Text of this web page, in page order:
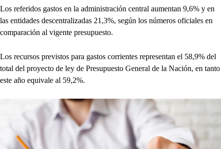
Los referidos gastos en la administración central aumentan 9,6% y en
las entidades descentralizadas 21,3%, según los números oficiales en
comparación al vigente presupuesto.
Los recursos previstos para gastos corrientes representan el 58,9% del
total del proyecto de ley de Presupuesto General de la Nación, en tanto
este año equivale al 59,2%.